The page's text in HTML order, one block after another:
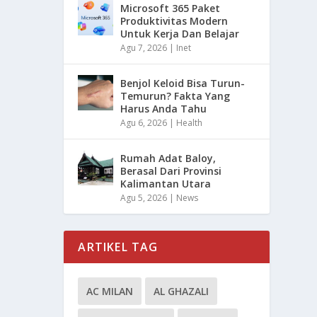
Microsoft 365 Paket
Produktivitas Modern
Untuk Kerja Dan Belajar
Agu 7, 2026 | Inet
Benjol Keloid Bisa Turun-
Temurun? Fakta Yang
Harus Anda Tahu
Agu 6, 2026 | Health
Rumah Adat Baloy,
Berasal Dari Provinsi
Kalimantan Utara
Agu 5, 2026 | News
ARTIKEL TAG
AC MILAN AL GHAZALI